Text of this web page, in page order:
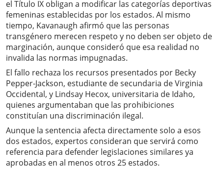
el Título IX obligan a modificar las categorías deportivas
femeninas establecidas por los estados. Al mismo
tiempo, Kavanaugh afirmó que las personas
transgénero merecen respeto y no deben ser objeto de
marginación, aunque consideró que esa realidad no
invalida las normas impugnadas.
El fallo rechaza los recursos presentados por Becky
Pepper-Jackson, estudiante de secundaria de Virginia
Occidental, y Lindsay Hecox, universitaria de Idaho,
quienes argumentaban que las prohibiciones
constituían una discriminación ilegal.
Aunque la sentencia afecta directamente solo a esos
dos estados, expertos consideran que servirá como
referencia para defender legislaciones similares ya
aprobadas en al menos otros 25 estados.